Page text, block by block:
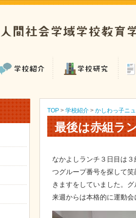
TOP > 学校紹介 > かしわっ子ニ
最後は赤組ラ
なかよしランチ３日目は
つグループ番号を探して
きますをしていました。
来週からは本格的に運動